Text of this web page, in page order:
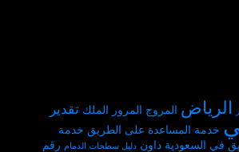
الرياض المروج المرور الملك تقدير
خدمة المساعدة على الطريق خدمة
في السعودية داون دليل سطحات الدمام رقم